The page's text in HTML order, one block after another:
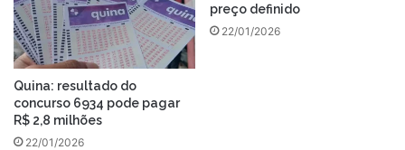
Quina: resultado do
concurso 6934 pode pagar
R$ 2,8 milhões
22/01/2026
preço definido
22/01/2026